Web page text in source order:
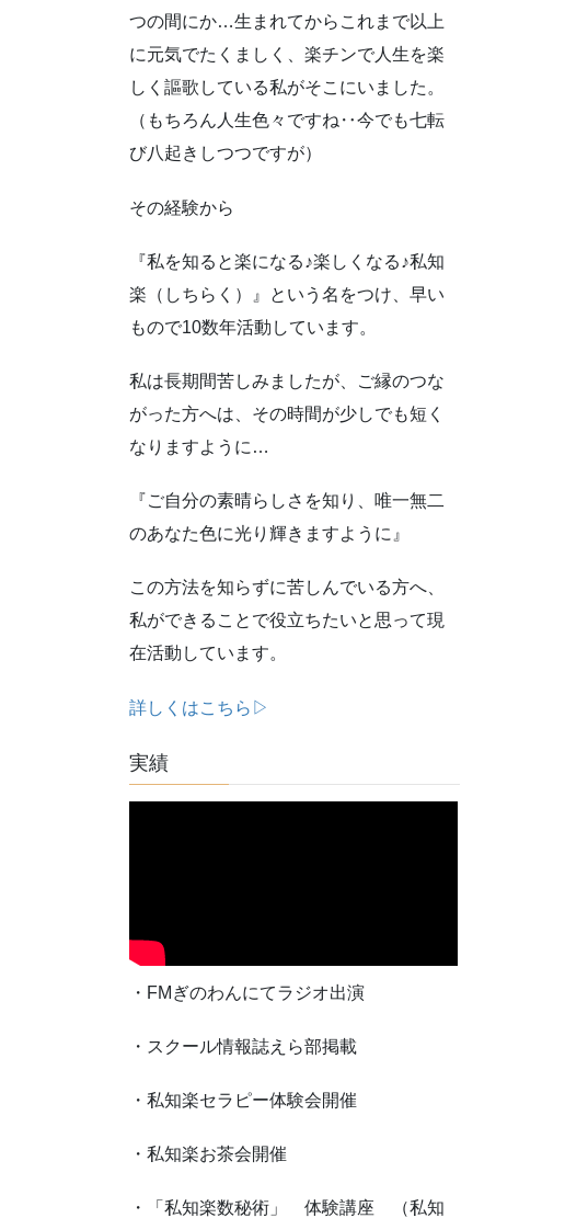
つの間にか…生まれてからこれまで以上
に元気でたくましく、楽チンで人生を楽
しく謳歌している私がそこにいました。
（もちろん人生色々ですね‥今でも七転
び八起きしつつですが）
その経験から
『私を知ると楽になる♪楽しくなる♪私知
楽（しちらく）』という名をつけ、早い
もので10数年活動しています。
私は長期間苦しみましたが、ご縁のつな
がった方へは、その時間が少しでも短く
なりますように…
『ご自分の素晴らしさを知り、唯一無二
のあなた色に光り輝きますように』
この方法を知らずに苦しんでいる方へ、
私ができることで役立ちたいと思って現
在活動しています。
詳しくはこちら▷
実績
・FMぎのわんにてラジオ出演
・スクール情報誌えら部掲載
・私知楽セラピー体験会開催
・私知楽お茶会開催
・「私知楽数秘術」 体験講座 （私知